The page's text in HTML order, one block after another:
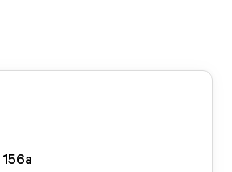
156a